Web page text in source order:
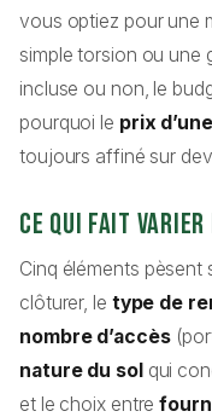
vous optiez pour une
simple torsion ou une
incluse ou non, le
pourquoi le prix
toujours affiné sur
Ce qui fait
Cinq éléments pèsent
clôturer, le type de
nombre d’accès
nature du solqui
et le choix entre